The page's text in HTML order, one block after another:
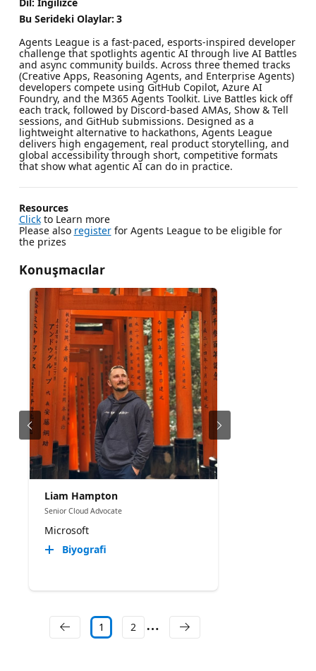
Bu Serideki Olaylar: 3
Agents League is a fast-paced, esports-inspired developer
challenge that spotlights agentic AI through live AI Battles
and async community builds. Across three themed tracks
(Creative Apps, Reasoning Agents, and Enterprise Agents)
developers compete using GitHub Copilot, Azure AI
Foundry, and the M365 Agents Toolkit. Live Battles kick off
each track, followed by Discord-based AMAs, Show & Tell
sessions, and GitHub submissions. Designed as a
lightweight alternative to hackathons, Agents League
delivers high engagement, real product storytelling, and
global accessibility through short, competitive formats
that show what agentic AI can do in practice.
Resources
Clickto Learn more
Please also registerfor Agents League to be eligible for
the prizes
Konuşmacılar
Liam Hampton
Senior Cloud Advocate
Microsoft
Biyografi
1 2